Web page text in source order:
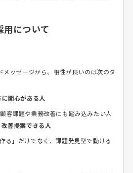
用について
メッセージから、相性が良いのは次のタ
関心がある人
客課題や業務改善にも踏み込みたい人
善提案できる人
る」だけでなく、課題発見型で動ける